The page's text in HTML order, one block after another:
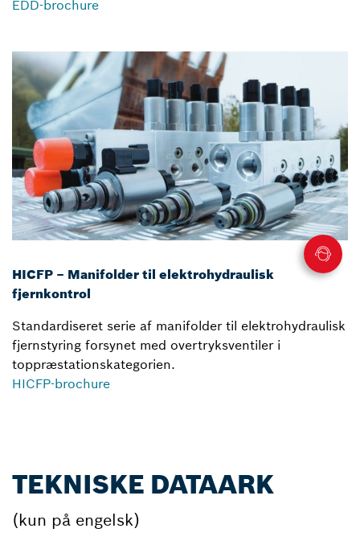
EDD-brochure
HICFP – Manifolder til elektrohydraulisk
fjernkontrol
Standardiseret serie af manifolder til elektrohydraulisk
fjernstyring forsynet med overtryksventiler i
toppræstationskategorien.
HICFP-brochure
TEKNISKE DATAARK
(kun på engelsk)